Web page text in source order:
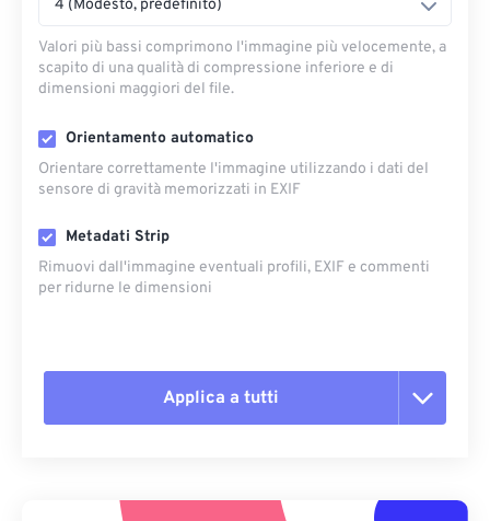
4 (Modesto, predefinito)
Valori più bassi comprimono l'immagine più velocemente, a
scapito di una qualità di compressione inferiore e di
dimensioni maggiori del file.
Orientamento automatico
Orientare correttamente l'immagine utilizzando i dati del
sensore di gravità memorizzati in EXIF
Metadati Strip
Rimuovi dall'immagine eventuali profili, EXIF ​​e commenti
per ridurne le dimensioni
Applica a tutti
Applica da preimpostazione